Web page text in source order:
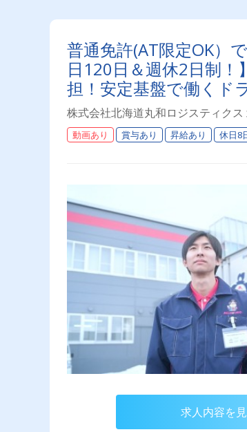
普通免許(AT限定OK）
日120日＆週休2日制
担！安定基盤で働くド
です✨
株式会社北海道丸和ロジスティク
動画あり 賞与あり 昇給あり 休日8
求人内容を